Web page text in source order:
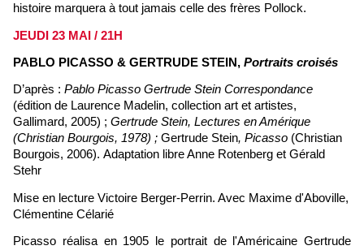
histoire marquera à tout jamais celle des frères Pollock.
JEUDI 23 MAI / 21H
PABLO PICASSO & GERTRUDE STEIN, Portraits croisés
D’après : Pablo Picasso Gertrude Stein Correspondance
(édition de Laurence Madelin, collection art et artistes,
Gallimard, 2005) ; Gertrude Stein, Lectures en Amérique
(Christian Bourgois, 1978) ; Gertrude Stein, Picasso (Christian
Bourgois, 2006). Adaptation libre Anne Rotenberg et Gérald
Stehr
Mise en lecture Victoire Berger-Perrin. Avec Maxime d'Aboville,
Clémentine Célarié
Picasso réalisa en 1905 le portrait de l'Américaine Gertrude